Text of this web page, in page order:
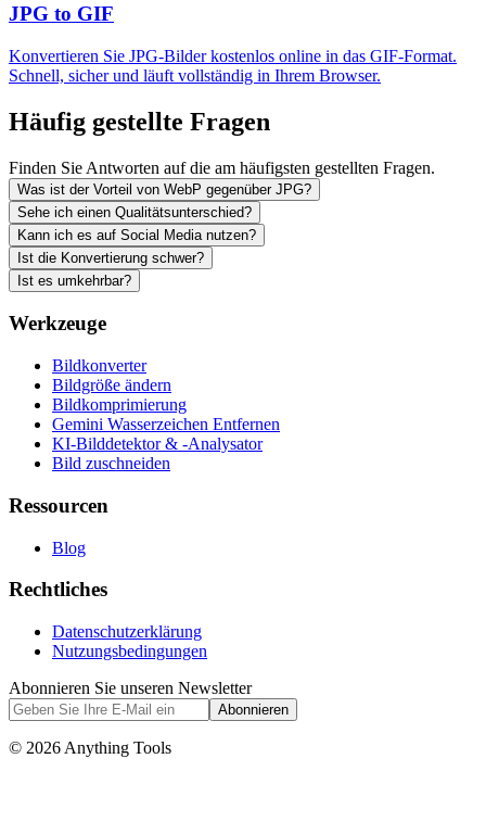
JPG to GIF
Konvertieren Sie JPG-Bilder kostenlos online in das GIF-Format.
Schnell, sicher und läuft vollständig in Ihrem Browser.
Häufig gestellte Fragen
Finden Sie Antworten auf die am häufigsten gestellten Fragen.
Was ist der Vorteil von WebP gegenüber JPG?
Sehe ich einen Qualitätsunterschied?
Kann ich es auf Social Media nutzen?
Ist die Konvertierung schwer?
Ist es umkehrbar?
Werkzeuge
Bildkonverter
Bildgröße ändern
Bildkomprimierung
Gemini Wasserzeichen Entfernen
KI-Bilddetektor & -Analysator
Bild zuschneiden
Ressourcen
Blog
Rechtliches
Datenschutzerklärung
Nutzungsbedingungen
Abonnieren Sie unseren Newsletter
Abonnieren
© 2026 Anything Tools